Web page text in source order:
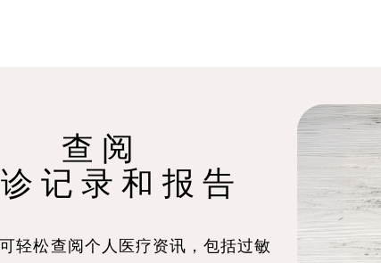
查 阅
记 录 和 报 告
轻松查阅个人医疗资讯，包括过敏